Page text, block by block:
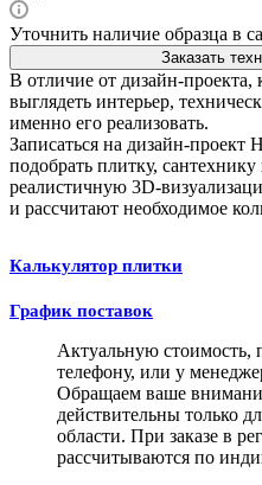
Уточнить наличие образца в
Заказать
В отличие от дизайн-проекта,
выглядеть интерьер,
именно его реализовать.
Записаться на дизайн-проект
подобрать плитку, сантехнику
реалистичную 3D-
и рассчитают необходимое
Калькулятор плитки
График поставок
Актуальную стоимость,
телефону, или у
Обращаем ваше
действительны только
области. При заказе в
рассчитываются по